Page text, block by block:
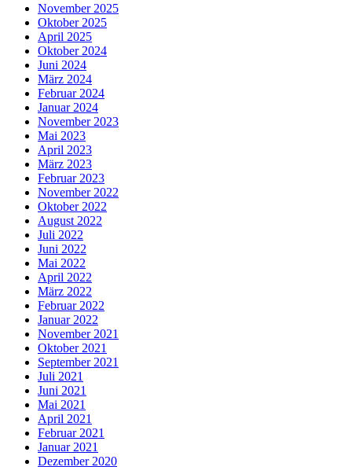
November 2025
Oktober 2025
April 2025
Oktober 2024
Juni 2024
März 2024
Februar 2024
Januar 2024
November 2023
Mai 2023
April 2023
März 2023
Februar 2023
November 2022
Oktober 2022
August 2022
Juli 2022
Juni 2022
Mai 2022
April 2022
März 2022
Februar 2022
Januar 2022
November 2021
Oktober 2021
September 2021
Juli 2021
Juni 2021
Mai 2021
April 2021
Februar 2021
Januar 2021
Dezember 2020